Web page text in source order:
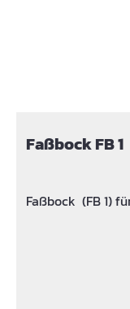
Produktgalerie
Faßbock FB 1